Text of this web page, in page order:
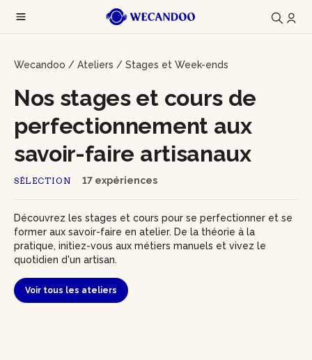
Wecandoo / Ateliers / Stages et Week-ends
SÉLECTION 17 expériences
Nos stages et cours de
perfectionnement aux
savoir-faire artisanaux
Découvrez les stages et cours pour se perfectionner et se
former aux savoir-faire en atelier. De la théorie à la
pratique, initiez-vous aux métiers manuels et vivez le
quotidien d'un artisan.
Voir tous les ateliers